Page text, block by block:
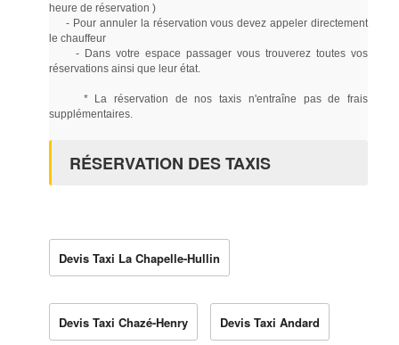
heure de réservation )
- Pour annuler la réservation vous devez appeler directement
le chauffeur
- Dans votre espace passager vous trouverez toutes vos
réservations ainsi que leur état.
* La réservation de nos taxis n'entraîne pas de frais
supplémentaires.
RÉSERVATION DES TAXIS
Devis Taxi La Chapelle-Hullin
Devis Taxi Chazé-Henry Devis Taxi Andard